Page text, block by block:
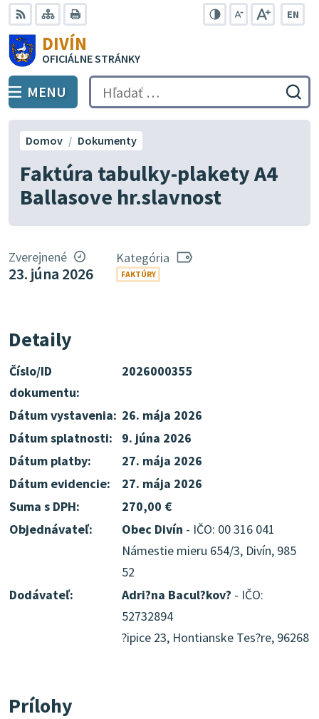
Preskočiť
na
obsah
RSS Mapa
EN
DIVÍN
OFICIÁLNE STRÁNKY
PREPNÚŤ
MENU Hľadať:
Faktúra tabulky-plakety A4
Ballasove hr.slavnost
Domov Dokumenty
Zverejnené
23. júna 2026
Kategória
FAKTÚRY
Detaily
Číslo/ID
dokumentu:
2026000355
Dátum vystavenia: 26. mája 2026
Dátum splatnosti:
9. júna 2026
Dátum platby:
27. mája 2026
Dátum evidencie:
27. mája 2026
Suma s DPH:
270,00 €
Objednávateľ:
Obec Divín - IČO: 00 316 041
Námestie mieru 654/3, Divín, 985
52
Dodávateľ:
Adri?na Bacul?kov? - IČO:
52732894
?ipice 23, Hontianske Tes?re, 96268
Prílohy